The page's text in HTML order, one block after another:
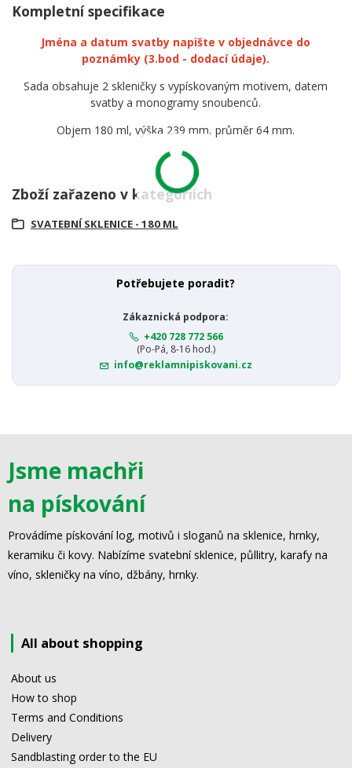
Kompletní specifikace
Jména a datum svatby napište v objednávce do
poznámky (3.bod - dodací údaje).
Sada obsahuje 2 skleničky s vypískovaným motivem, datem
svatby a monogramy snoubenců.
Objem 180 ml, výška 239 mm, průměr 64 mm.
Zboží zařazeno v kategoriích
SVATEBNÍ SKLENICE - 180 ML
Potřebujete poradit?
Zákaznická podpora:
+420 728 772 566
(Po-Pá, 8-16 hod.)
info@reklamnipiskovani.cz
Jsme machři
na pískování
Provádíme pískování log, motivů i sloganů na sklenice, hrnky,
keramiku či kovy. Nabízíme svatební sklenice, půllitry, karafy na
víno, skleničky na víno, džbány, hrnky.
All about shopping
About us
How to shop
Terms and Conditions
Delivery
Sandblasting order to the EU